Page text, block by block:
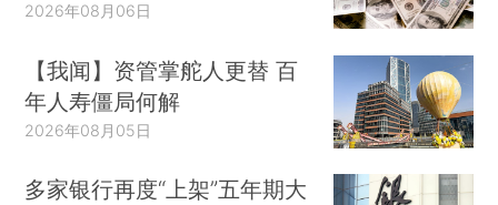
2026年08月06日
【我闻】资管掌舵人更替 百
年人寿僵局何解
2026年08月05日
多家银行再度“上架”五年期大